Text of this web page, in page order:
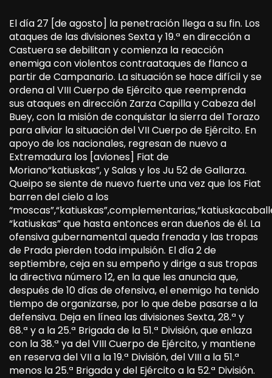
El día 27 [de agosto] la penetración llega a su fin. Los
ataques de las divisiones Sexta y 19.ª en dirección a
Castuera se debilitan y comienza la reacción
enemiga con violentos contraataques de flanco a
partir de Campanario. La situación se hace difícil y se
ordena al VIII Cuerpo de Ejército que reemprenda
sus ataques en dirección Zarza Capilla y Cabeza del
Buey, con la misión de conquistar la sierra del Torazo
para aliviar la situación del VII Cuerpo de Ejército. En
apoyo de los nacionales, regresan de nuevo a
Extremadura los [aviones] Fiat de
Moriano“katiuskas”, y Salas y los Ju 52 de Gallarza.
Queipo se siente de nuevo fuerte una vez que los Fiat
barren del cielo a los
“katiuskas” que hasta entonces eran dueños de él. La
ofensiva gubernamental queda frenada y las tropas
de Prada pierden toda impulsión. El día 2 de
septiembre, ceja en su empeño y dirige a sus tropas
la directiva número 12, en la que les anuncia que,
después de 10 días de ofensiva, el enemigo ha tenido
tiempo de organizarse, por lo que debe pasarse a la
defensiva. Deja en línea las divisiones Sexta, 28.ª y
68.ª y a la 25.ª Brigada de la 51.ª División, que enlaza
con la 38.ª ya del VIII Cuerpo de Ejército, y mantiene
en reserva del VII a la 19.ª División, del VIII a la 51.ª
menos la 25.ª Brigada y del Ejército a la 52.ª División.